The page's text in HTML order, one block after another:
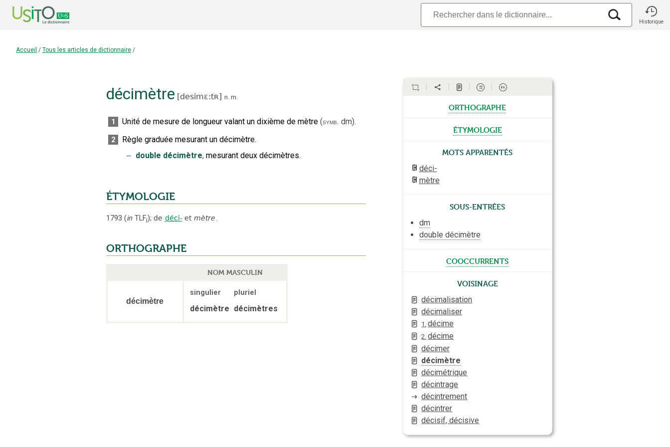
Historique
Accueil / Tous les articles de dictionnaire /
décimètre [desimɛ:tʀ] n. m.
1 Unité de mesure de longueur valant un dixième de mètre (symb. dm).
2
Règle graduée mesurant un décimètre.
‒ double décimètre, mesurant deux décimètres.
ÉTYMOLOGIE
1793 (in TLFi); de déci- et mètre.
ORTHOGRAPHE
NOM MASCULIN
décimètre
singulier pluriel
décimètre décimètres
orthographe
étymologie
Mots apparentés
déci-
mètre
Sous-entrées
dm
double décimètre
cooccurrents
Voisinage
décimalisation
décimaliser
1. décime
2. décime
décimer
décimètre
décimétrique
décintrage
décintrement
décintrer
décisif, décisive